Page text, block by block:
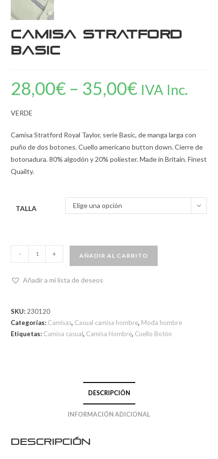
Camisa Stratford
Basic
28,00€ – 35,00€ IVA Inc.
VERDE
Camisa Stratford Royal Taylor, serie Basic, de manga larga con
puño de dos botones. Cuello americano button down. Cierre de
botonadura. 80% algodón y 20% poliester. Made in Britain. Finest
Quailty.
TALLA Elige una opción
- + AÑADIR AL CARRITO
Añadir a mi lista de deseos
SKU: 230120
Categorías: Camisas, Casual camisa hombre, Moda hombre
Etiquetas: Camisa casual, Camisa Hombre, Cuello Botón
DESCRIPCIÓN
INFORMACIÓN ADICIONAL
Descripción